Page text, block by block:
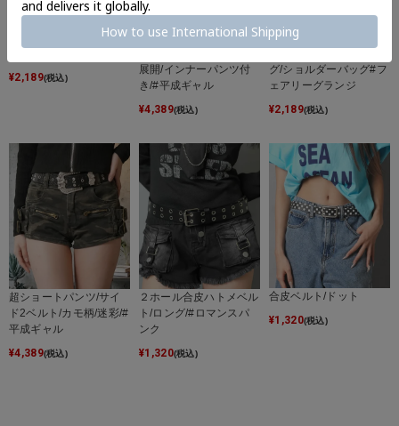
【34%OFF】合皮ハンド
¥2,189(税込)
デニムタイトスカート/
展開/インナーパンツ付
き/#平成ギャル
¥4,389(税込)
【34%OFF】４ポケット
グ/ショルダーバッグ#フ
ェアリーグランジ
¥2,189(税込)
超ショートパンツ/サイ
ド2ベルト/カモ柄/迷彩/#
平成ギャル
¥4,389(税込)
２ホール合皮ハトメベル
ト/ロング/#ロマンスパ
ンク
¥1,320(税込)
合皮ベルト/ドット
¥1,320(税込)